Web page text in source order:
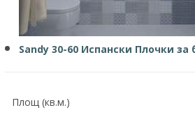
Sandy 30-60 Испански Плочки за
Площ (кв.м.)